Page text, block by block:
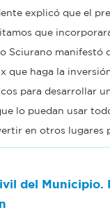
explicó que el
que
Sciurano manifestó
que haga la
para desarrollar
lo puedan usar
en otros lugares
del Municipio.